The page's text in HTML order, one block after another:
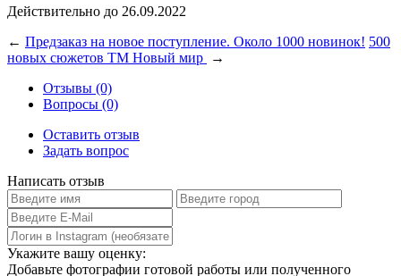
Действительно до 26.09.2022
← Предзаказ на новое поступление. Около 1000 новинок! 500
новых сюжетов ТМ Новый мир
→
Отзывы (0)
Вопросы (0)
Оставить отзыв
Задать вопрос
Написать отзыв
Укажите вашу оценку:
Добавьте фотографии готовой работы или полученного